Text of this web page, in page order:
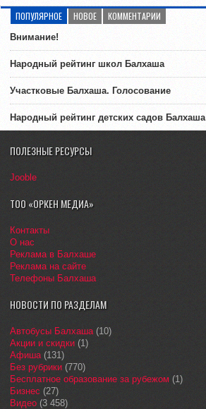
ПОПУЛЯРНОЕ НОВОЕ КОММЕНТАРИИ
Внимание!
Народный рейтинг школ Балхаша
Участковые Балхаша. Голосование
Народный рейтинг детских садов Балхаша
ПОЛЕЗНЫЕ РЕСУРСЫ
Jooble
ТОО «ОРКЕН МЕДИА»
Контакты
О нас
Реклама в Балхаше
Реклама на сайте
Телефоны Балхаша
НОВОСТИ ПО РАЗДЕЛАМ
Автобусы Балхаша(10)
Акции и скидки (1)
Афиша(131)
Без рубрики (770)
Бесплатное образование за рубежом (1)
Бизнес (27)
Видео (3 458)